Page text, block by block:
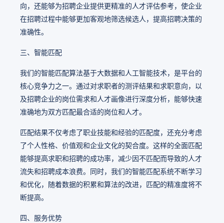
向，还能够为招聘企业提供更精准的人才评估参考，使企业
在招聘过程中能够更加客观地筛选候选人，提高招聘决策的
准确性。
三、智能匹配
我们的智能匹配算法基于大数据和人工智能技术，是平台的
核心竞争力之一。通过对求职者的测评结果和求职意向，以
及招聘企业的岗位需求和人才画像进行深度分析，能够快速
准确地为双方匹配最合适的岗位和人才。
匹配结果不仅考虑了职业技能和经验的匹配度，还充分考虑
了个人性格、价值观和企业文化的契合度。这样的全面匹配
能够提高求职和招聘的成功率，减少因不匹配而导致的人才
流失和招聘成本浪费。同时，我们的智能匹配系统不断学习
和优化，随着数据的积累和算法的改进，匹配的精准度将不
断提高。
四、服务优势